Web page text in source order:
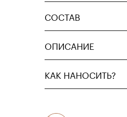
СОСТАВ
ОПИСАНИЕ
КАК НАНОСИТЬ?